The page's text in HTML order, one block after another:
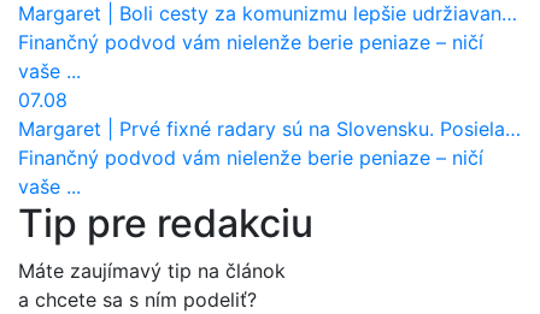
Margaret
Boli cesty za komunizmu lepšie udržiavané ako dnes?
Finančný podvod vám nielenže berie peniaze – ničí
vaše ...
07.08
Margaret
Prvé fixné radary sú na Slovensku. Posielajú už pokuty? Ukáže ich Waze?
Finančný podvod vám nielenže berie peniaze – ničí
vaše ...
Tip pre redakciu
Máte zaujímavý tip na článok
a chcete sa s ním podeliť?